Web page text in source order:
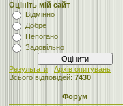
Оцініть мій сайт
Відмінно
Добре
Непогано
Задовільно
Результати | Архів опитувань
Всього відповідей: 7430
Форум